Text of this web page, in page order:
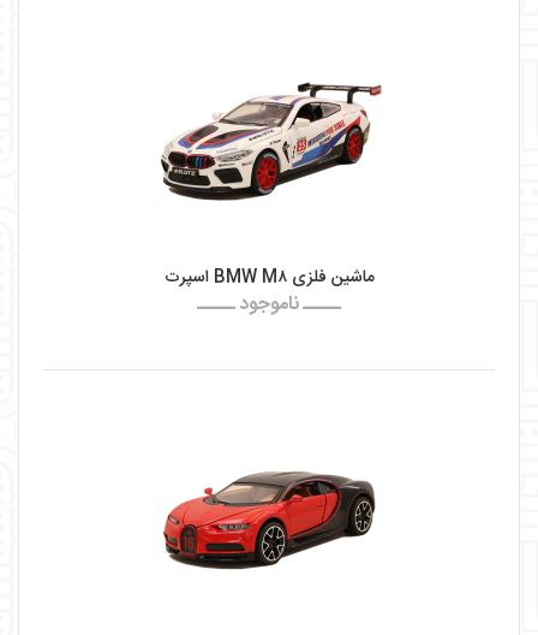
ماشین فلزی BMW M۸ اسپرت
ـــــ ناموجود ـــــ